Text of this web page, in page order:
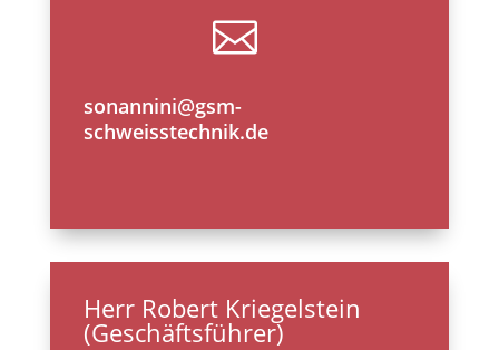

sonannini@gsm-
schweisstechnik.de
Herr Robert Kriegelstein
(Geschäftsführer)